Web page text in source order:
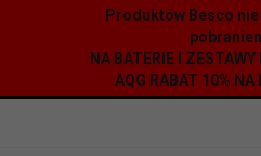
Produktów Besco nie
NA BATERIE I
AQG RABAT 10% NA